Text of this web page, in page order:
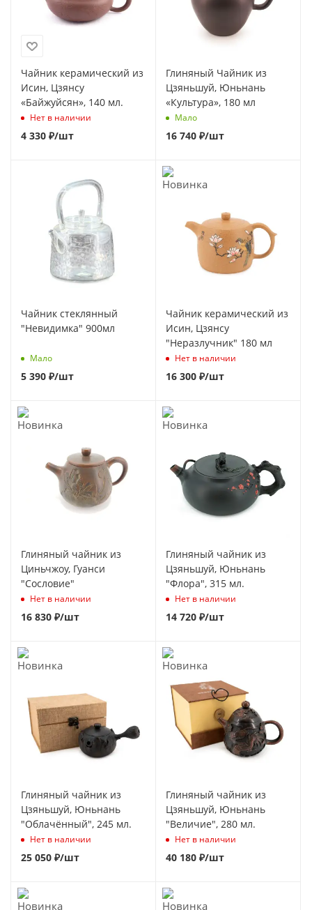
Чайник керамический из
Исин, Цзянсу
«Байжуйсян», 140 мл.
Нет в наличии
4 330 ₽/шт
Глиняный Чайник из
Цзяньшуй, Юньнань
«Культура», 180 мл
Мало
16 740 ₽/шт
Чайник стеклянный
"Невидимка" 900мл
Мало
5 390 ₽/шт
Чайник керамический из
Исин, Цзянсу
"Неразлучник" 180 мл
Нет в наличии
16 300 ₽/шт
Глиняный чайник из
Циньчжоу, Гуанси
"Сословие"
Нет в наличии
16 830 ₽/шт
Глиняный чайник из
Цзяньшуй, Юньнань
"Флора", 315 мл.
Нет в наличии
14 720 ₽/шт
Глиняный чайник из
Цзяньшуй, Юньнань
"Облачённый", 245 мл.
Нет в наличии
25 050 ₽/шт
Глиняный чайник из
Цзяньшуй, Юньнань
"Величие", 280 мл.
Нет в наличии
40 180 ₽/шт